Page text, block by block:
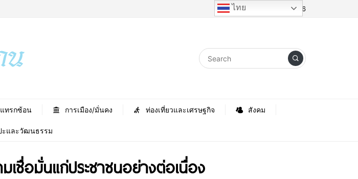
Saturday, 8 August 2026
ทรกซ้อน การเมือง/มั่นคง ท่องเที่ยวและเศรษฐกิจ สังคม
ะและวัฒนธรรม
ชื่อมั่นแก่ประชาชนอย่างต่อเนื่อง
ไทย